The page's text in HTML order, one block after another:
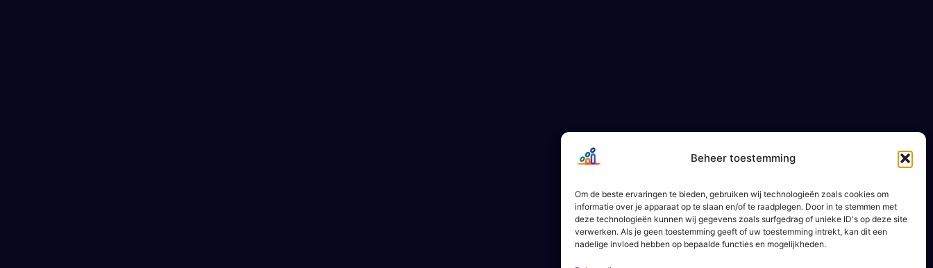
Beheer toestemming
Om de beste ervaringen te bieden, gebruiken wij technologieën zoals cookies om
informatie over je apparaat op te slaan en/of te raadplegen. Door in te stemmen met
deze technologieën kunnen wij gegevens zoals surfgedrag of unieke ID's op deze site
verwerken. Als je geen toestemming geeft of uw toestemming intrekt, kan dit een
nadelige invloed hebben op bepaalde functies en mogelijkheden.